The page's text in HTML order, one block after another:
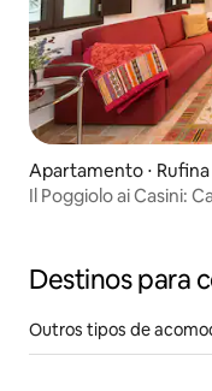
Apartamento ⋅ Rufina
Il Poggiolo ai Casini:
Destinos para
Outros tipos de